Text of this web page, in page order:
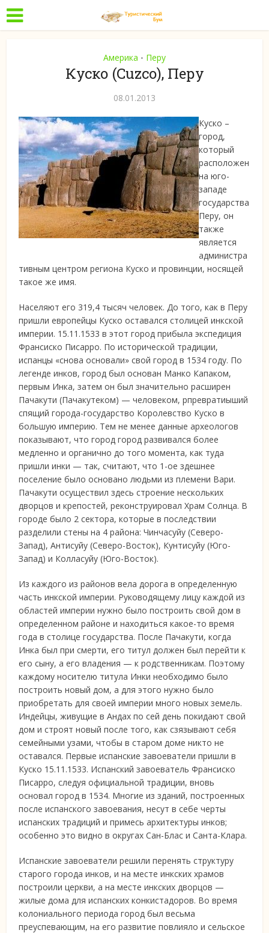
Америка • Перу
Куско (Cuzco), Перу
08.01.2013
Куско –
город,
который
расположен
на юго-
западе
государства
Перу, он
также
является
администра
тивным центром региона Куско и провинции, носящей
такое же имя.
Населяют его 319,4 тысяч человек. До того, как в Перу
пришли европейцы Куско оставался столицей инкской
империи. 15.11.1533 в этот город прибыла экспедиция
Франсиско Писарро. По исторической традиции,
испанцы «снова основали» свой город в 1534 году. По
легенде инков, город был основан Манко Капаком,
первым Инка, затем он был значительно расширен
Пачакути (Пачакутеком) — человеком, рпревратиыший
спящий города-государство Королевство Куско в
большую империю. Тем не менее данные археологов
показывают, что город город развивался более
медленно и органично до того момента, как туда
пришли инки — так, считают, что 1-ое здешнее
поселение было основано людьми из племени Вари.
Пачакути осуществил здесь строение нескольких
дворцов и крепостей, реконструировал Храм Солнца. В
городе было 2 сектора, которые в последствии
разделили стены на 4 района: Чинчасуйу (Северо-
Запад), Антисуйу (Северо-Восток), Кунтисуйу (Юго-
Запад) и Колласуйу (Юго-Восток).
Из каждого из районов вела дорога в определенную
часть инкской империи. Руководящему лицу каждой из
областей империи нужно было построить свой дом в
определенном районе и находиться какое-то время
года в столице государства. После Пачакути, когда
Инка был при смерти, его титул должен был перейти к
его сыну, а его владения — к родственникам. Поэтому
каждому носителю титула Инки необходимо было
построить новый дом, а для этого нужно было
приобретать для своей империи много новых земель.
Индейцы, живущие в Андах по сей день покидают свой
дом и строят новый после того, как сзязывают себя
семейными узами, чтобы в старом доме никто не
оставался. Первые испанские завоеватели пришли в
Куско 15.11.1533. Испанский завоеватель Франсиско
Писарро, следуя официальной традиции, вновь
основал город в 1534. Многие из зданий, построенных
после испанского завоевания, несут в себе черты
испанских традиций и примесь архитектуры инков;
особенно это видно в округах Сан-Блас и Санта-Клара.
Испанские завоеватели решили перенять структуру
старого города инков, и на месте инкских храмов
построили церкви, а на месте инкских дворцов —
жилые дома для испанских конкистадоров. Во время
колониального периода город был весьма
преуспевающим, на его развитие повлияло и сельское